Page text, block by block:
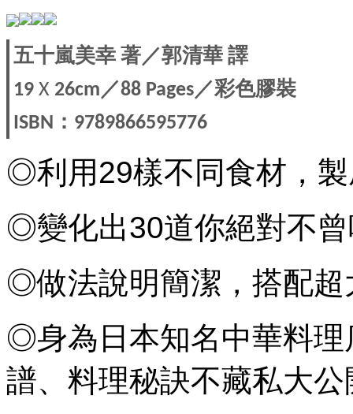
五十嵐美幸著／郭清華譯
19 X 26cm／88 Pages／彩色膠裝
ISBN ： 9789866595776
◎利用29樣不同食材，
◎變化出30道你絕對不
◎做法說明簡潔，搭配超
◎身為日本知名中華料理
譜、料理秘訣不藏私大公